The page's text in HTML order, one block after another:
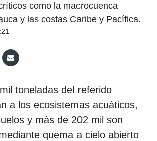
como la macrocuenca
y las costas Caribe y Pacífica.
toneladas del referido
a los ecosistemas acuáticos,
y más de 202 mil son
quema a cielo abierto